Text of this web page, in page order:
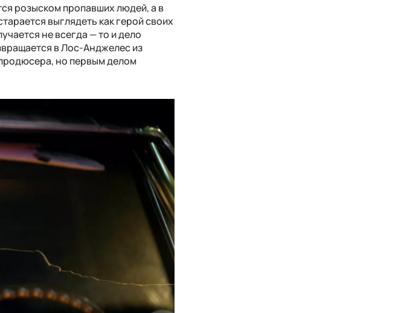
розыском пропавших людей, а в
выглядеть как герой своих
не всегда — то и дело
в Лос-Анджелес из
но первым делом